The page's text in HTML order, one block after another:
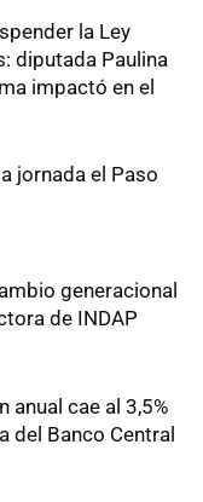
la Ley
diputada Paulina
impactó en el
jornada el Paso
generacional
de INDAP
anual cae al 3,5%
del Banco Central